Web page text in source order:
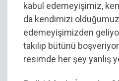
kabul edemeyişimiz,
da kendimizi
edemeyişimizden
takılıp bütünü
resimde her şey yanlış